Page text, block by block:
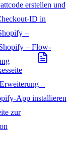
erstellen und
ID in
–
– Flow-
–
App installieren
zur